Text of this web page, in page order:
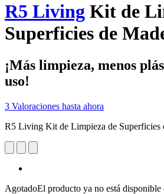
R5 Living Kit de
Superficies de
¡Más limpieza, menos
uso!
3 Valoraciones hasta ahora
R5 Living Kit de Limpieza de Superficies
AgotadoEl producto ya no está disponible